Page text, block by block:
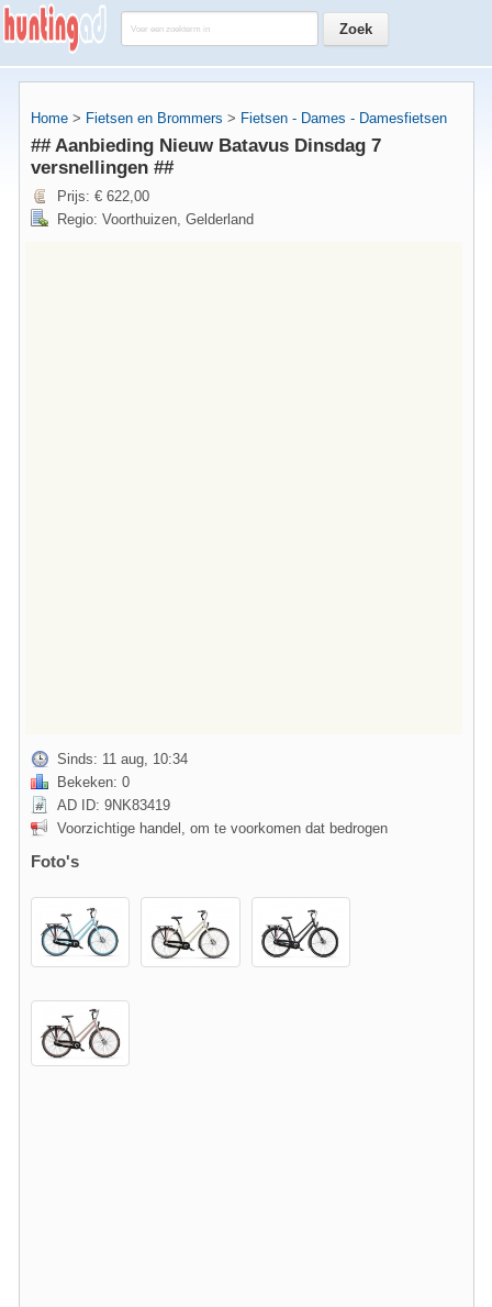
Home > Fietsen en Brommers > Fietsen - Dames - Damesfietsen
## Aanbieding Nieuw Batavus Dinsdag 7
versnellingen ##
Prijs: € 622,00
Regio: Voorthuizen, Gelderland
Sinds: 11 aug, 10:34
Bekeken: 0
AD ID: 9NK83419
Voorzichtige handel, om te voorkomen dat bedrogen
Foto's